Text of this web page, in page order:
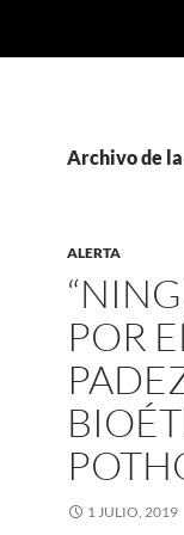
Archivo de
ALERTA
POR
1 JULIO, 2019